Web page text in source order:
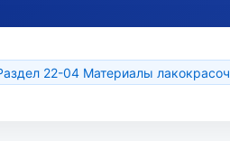
22-04 Материалы